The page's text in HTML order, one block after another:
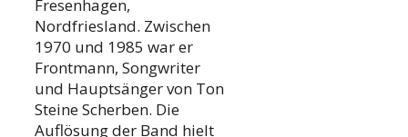
Fresenhagen,
Nordfriesland. Zwischen
1970 und 1985 war er
Frontmann, Songwriter
und Hauptsänger von Ton
Steine Scherben. Die
Auflösung der Band hielt